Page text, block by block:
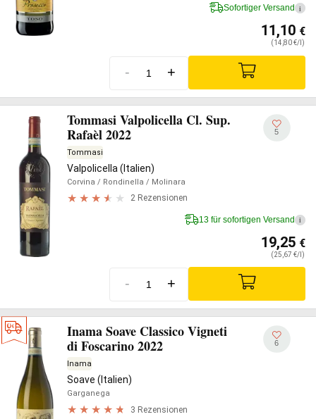
Sofortiger Versand i
11,10 €
(14,80 €/l)
- +
Tommasi Valpolicella Cl. Sup.
Rafaèl 2022
Tommasi
Valpolicella (Italien)
Corvina / Rondinella / Molinara
2 Rezensionen
5
13 für sofortigen Versand i
19,25 €
(25,67 €/l)
- +
Inama Soave Classico Vigneti
di Foscarino 2022
Inama
Soave (Italien)
Garganega
3 Rezensionen
6